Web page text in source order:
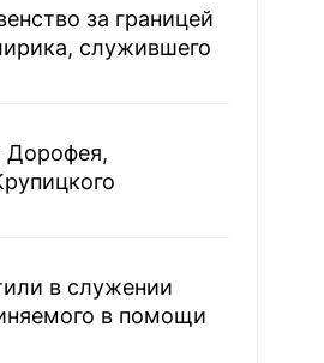
за границей
служившего
Дорофея,
в служении
в помощи